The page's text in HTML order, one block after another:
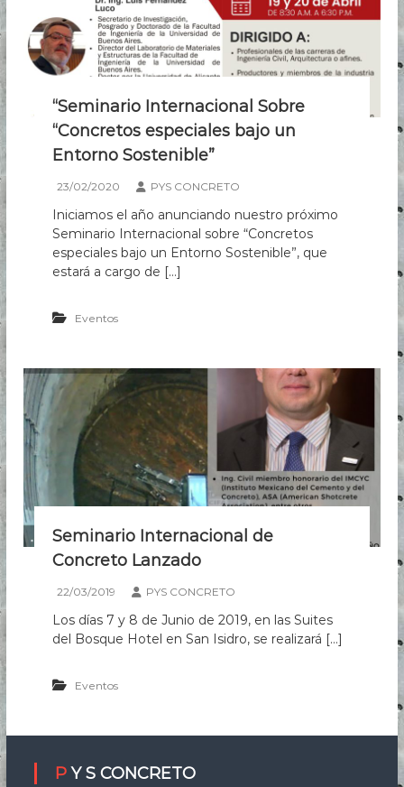
u
c
c
i
ó
c
n
i
p
e
s
i
ó
D
n
L
o
a
m
i
c
“Seminario Internacional Sobre
“Concretos especiales bajo un
Entorno Sostenible”
23/02/2020 PYS CONCRETO
Iniciamos el año anunciando nuestro próximo
Seminario Internacional sobre “Concretos
especiales bajo un Entorno Sostenible”, que
estará a cargo de […]
Eventos
Seminario Internacional de
Concreto Lanzado
22/03/2019 PYS CONCRETO
Los días 7 y 8 de Junio de 2019, en las Suites
del Bosque Hotel en San Isidro, se realizará […]
Eventos
P Y S CONCRETO